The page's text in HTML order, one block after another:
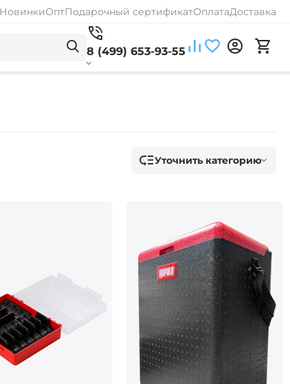
НовинкиОптПодарочный сертификатОплатаДоставка
8 (499) 653-93-55
Уточнить категорию